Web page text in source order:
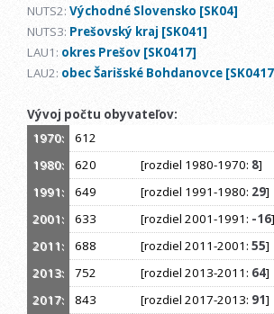
NUTS2: Východné Slovensko [SK04]
NUTS3: Prešovský kraj [SK041]
LAU1: okres Prešov [SK0417]
LAU2: obec Šarišské Bohdanovce
Vývoj počtu obyvateľov:
1970:
612
1980:
620 [rozdiel 1980-1970: 8]
1991:
649 [rozdiel 1991-1980: 29]
2001:
633 [rozdiel 2001-1991: -16]
2011:
688 [rozdiel 2011-2001: 55]
2013:
752 [rozdiel 2013-2011: 64]
2017:
843 [rozdiel 2017-2013: 91]